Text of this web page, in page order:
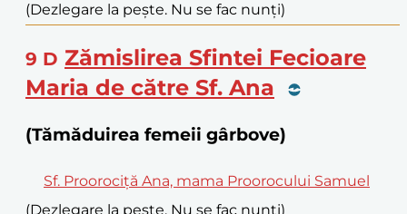
(Dezlegare la pește. Nu se fac nunți)
9 D Zămislirea Sfintei Fecioare
Maria de către Sf. Ana
(Tămăduirea femeii gârbove)
Sf. Proorociță Ana, mama Proorocului Samuel
(Dezlegare la pește. Nu se fac nunți)